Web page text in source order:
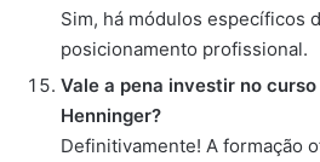
Sim, há módulos específicos
posicionamento profissional.
Vale a pena investir no
Henninger?
Definitivamente! A formação